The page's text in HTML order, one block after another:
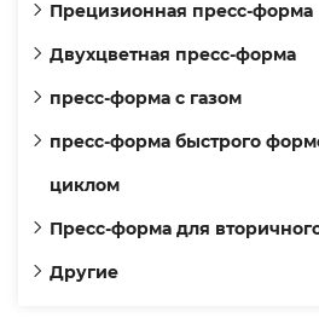
Прецизионная пресс-форма
Двухцветная пресс-форма
пресс-форма с газом
пресс-форма быстрого
циклом
Пресс-форма для
Другие